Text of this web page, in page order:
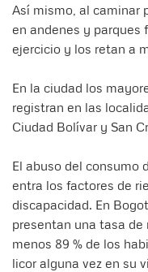
Así mismo, al caminar
en andenes y parques
ejercicio y los retan a
En la ciudad los
registran en las
Ciudad Bolívar y San
El abuso del consumo
entra los factores de
discapacidad. En
presentan una tasa de
menos 89 % de los
licor alguna vez en su